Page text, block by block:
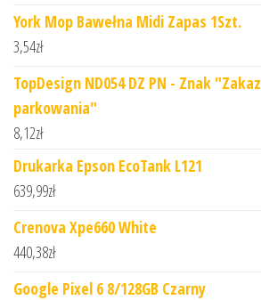
York Mop Bawełna Midi Zapas 1Szt.
3,54zł
TopDesign ND054 DZ PN - Znak "Zakaz
parkowania"
8,12zł
Drukarka Epson EcoTank L121
639,99zł
Crenova Xpe660 White
440,38zł
Google Pixel 6 8/128GB Czarny